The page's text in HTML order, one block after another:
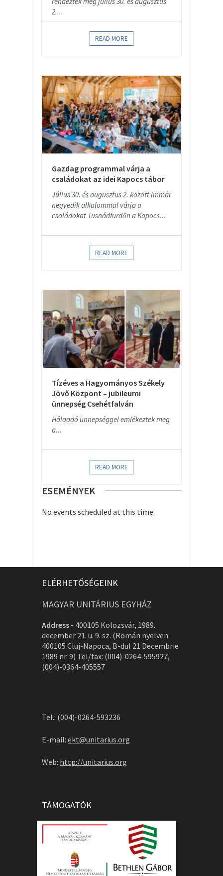
2....
READ MORE
Gazdag programmal várja a
családokat az idei Kapocs tábor
Július 30. és augusztus 2. között immár
negyedik alkalommal várja a
családokat Tusnádfürdőn a Kapocs...
READ MORE
Tízéves a Hagyományos Székely
Jövő Központ – jubileumi
ünnepség Csehétfalván
Hálaadó ünnepséggel emlékeztek meg
a...
READ MORE
ESEMÉNYEK
No events scheduled at this time.
ELÉRHETŐSÉGEINK
MAGYAR UNITÁRIUS EGYHÁZ
Address - 400105 Kolozsvár, 1989.
december 21. u. 9. sz. (Román nyelven:
400105 Cluj-Napoca, B-dul 21 Decembrie
1989 nr. 9) Tel/fax: (004)-0264-595927,
(004)-0364-405557
Tel.: (004)-0264-593236
E-mail: ekt@unitarius.org
Web: http://unitarius.org
TÁMOGATÓK